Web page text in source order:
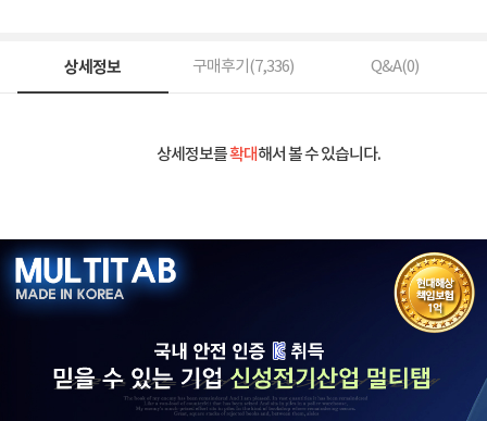
상세정보 구매후기(7,336) Q&A(0)
상세정보를확대해서 볼 수 있습니다.